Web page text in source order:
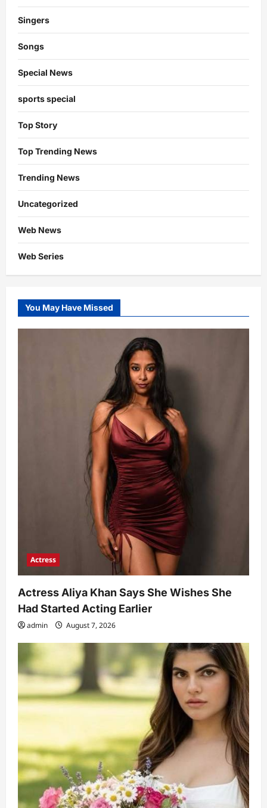
Singers
Songs
Special News
sports special
Top Story
Top Trending News
Trending News
Uncategorized
Web News
Web Series
You May Have Missed
Actress
Actress Aliya Khan Says She Wishes She
Had Started Acting Earlier
admin August 7, 2026